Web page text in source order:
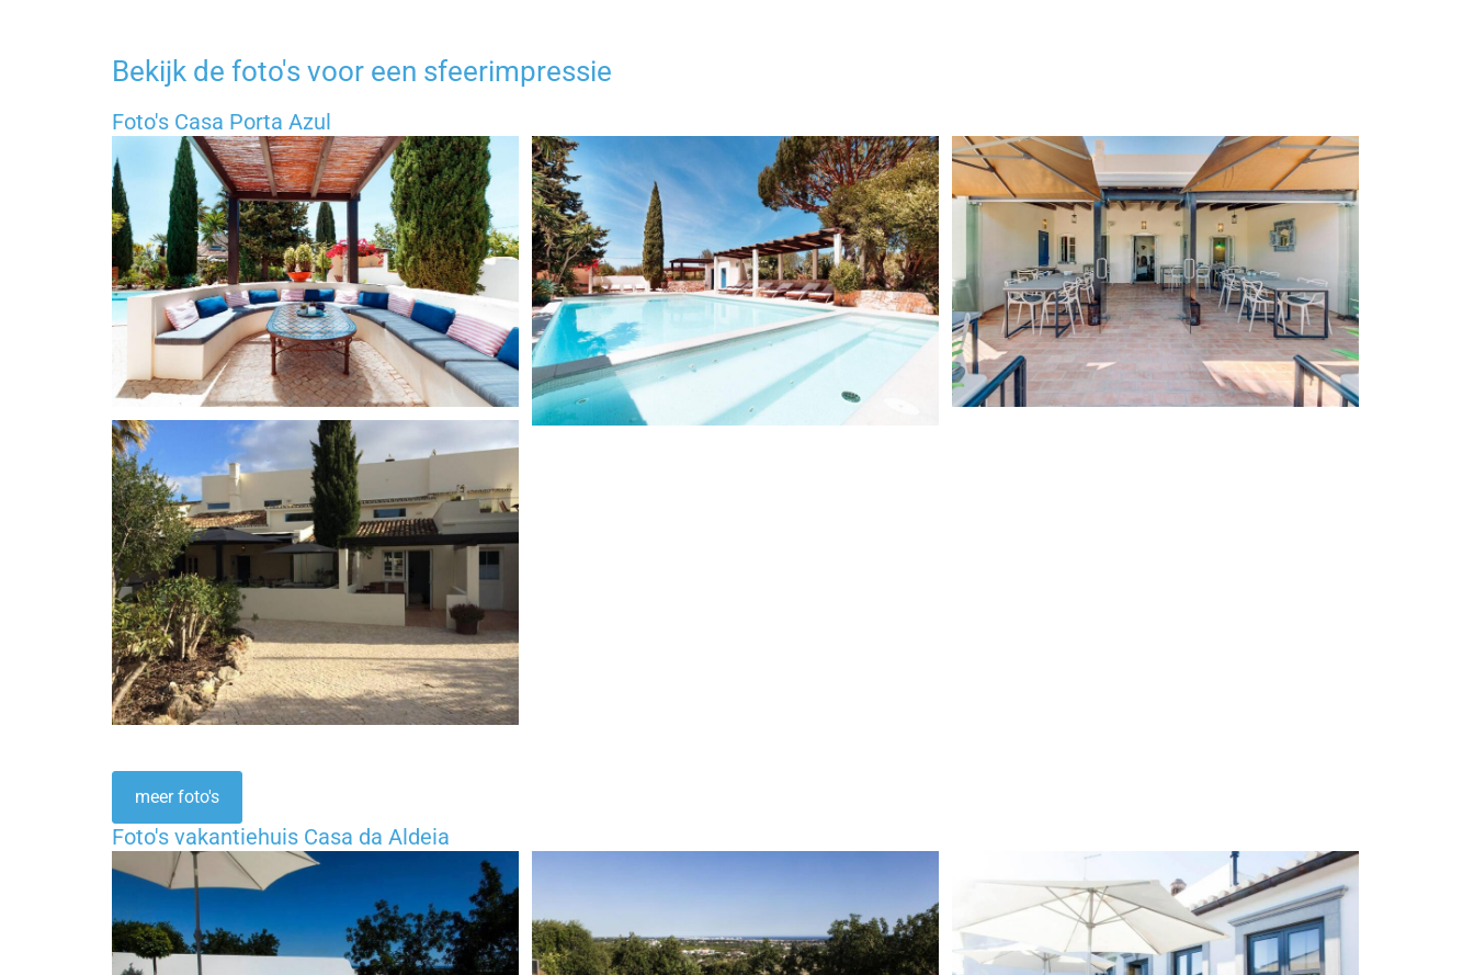
Bekijk de foto's voor een sfeerimpressie
Foto's Casa Porta Azul
meer foto's
Foto's vakantiehuis Casa da Aldeia